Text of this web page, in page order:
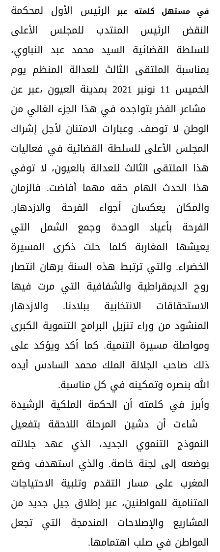
في مستهل كلمته عبر الرئيس الأول لمحكمة
النقض الرئيس المنتدب للمجلس الأعلى
للسلطة القضائية السيد محمد عبد النباوي،
بمناسبة الملتقى الثالث للعدالة المنظم يوم
الخميس 11 نونبر 2021 بمدينة العيون ،عبر عن
مشاعر الفخر بتواجده في هذا الجزء الغالي من
الوطن لا توصف. وعبارات الامتنان لأجل إشراك
المجلس الأعلى للسلطة القضائية في فعاليات
هذا الملتقى الثالث للعدالة بالعيون، لا توفي
هذا الحدث الهام حقه مهما أفاضت. فالزمان
والمكان يعكسان أجواء الفرحة والازدهار.
الفرحة بأعياد الوحدة وجمع الشمل التي
يعيشها المغاربة كلما حلت ذكرى المسيرة
الخضراء. والتي ترتبط هذه السنة برهان انتصار
روح الديمقراطية والشفافية التي مرت فيها
الاستحقاقات الانتخابية ببلادنا. والازدهار
المنشود من وراء تنزيل البرامج التنموية الكبرى
ومواصلة مسيرة التنمية. كما أكد ويؤكد على
ذلك صاحب الجلالة الملك محمد السادس أيده
الله بنصره وتمكينه في كل مناسبة.
وأبرز في كلمته أن الحكمة الملكية الرشيدة
شاءت أن دشين المرحلة اللاحقة بتفعيل
النموذج التنموي الجديد، الذي عهد جلالته
بوضعه إلى لجنة خاصة. والذي استهدف وضع
المغرب على مسار التقدم وتلبية الاحتياجات
المتنامية للمواطنين، عبر إطلاق جيل جديد من
المشاريع والإصلاحات المندمجة التي تجعل
المواطن في صلب اهتمامها.